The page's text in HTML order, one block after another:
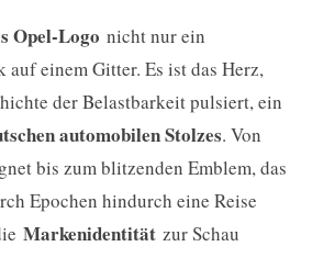
Opel-Logo nicht nur ein
auf einem Gitter. Es ist das Herz,
der Belastbarkeit pulsiert, ein
automobilen Stolzes. Von
bis zum blitzenden Emblem, das
Epochen hindurch eine Reise
Markenidentität zur Schau